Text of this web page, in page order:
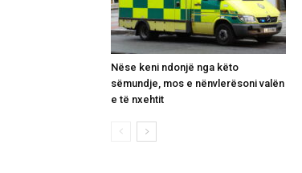
Nëse keni ndonjë nga këto
sëmundje, mos e nënvlerësoni valën
e të nxehtit